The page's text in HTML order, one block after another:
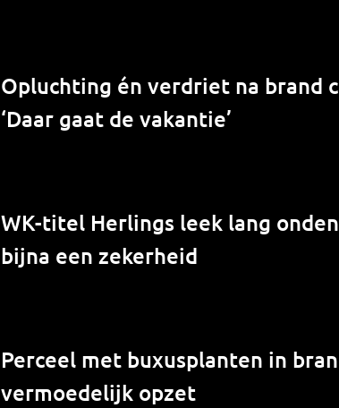
Opluchting én verdriet na brand
‘Daar gaat de vakantie’
WK-titel Herlings leek lang
bijna een zekerheid
Perceel met buxusplanten in
vermoedelijk opzet